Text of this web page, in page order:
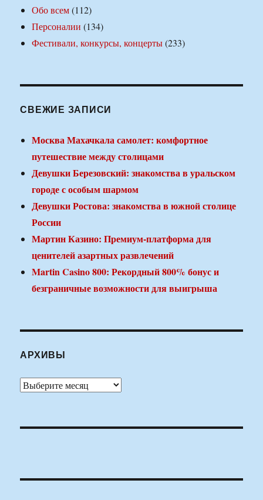
Обо всем(112)
Персоналии (134)
Фестивали, конкурсы, концерты(233)
СВЕЖИЕ ЗАПИСИ
Москва Махачкала самолет: комфортное
путешествие между столицами
Девушки Березовский: знакомства в уральском
городе с особым шармом
Девушки Ростова: знакомства в южной столице
России
Мартин Казино: Премиум-платформа для
ценителей азартных развлечений
Martin Casino 800: Рекордный 800% бонус и
безграничные возможности для выигрыша
АРХИВЫ
Архивы